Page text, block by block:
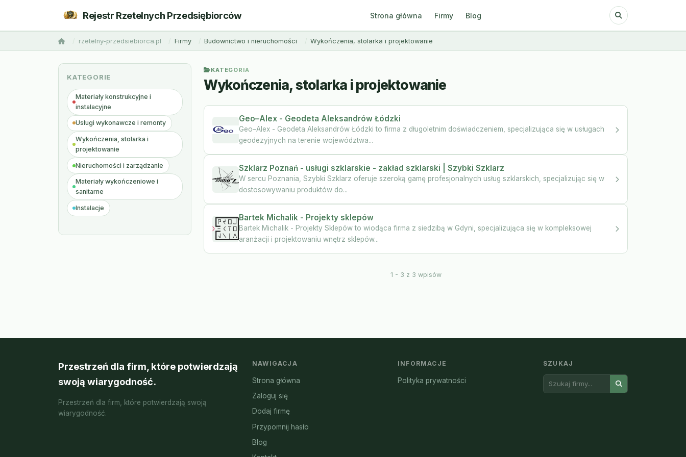
Rejestr Rzetelnych Przedsiębiorców Strona główna Firmy Blog
rzetelny-przedsiebiorca.pl Firmy Budownictwo i nieruchomości Wykończenia, stolarka i projektowanie
KATEGORIE
Materiały konstrukcyjne i
instalacyjne
Usługi wykonawcze i remonty
Wykończenia, stolarka i
projektowanie
Nieruchomości i zarządzanie
Materiały wykończeniowe i
sanitarne
Instalacje
KATEGORIA
Wykończenia, stolarka i projektowanie
Geo–Alex - Geodeta Aleksandrów Łódzki
Geo–Alex - Geodeta Aleksandrów Łódzki to firma z długoletnim doświadczeniem, specjalizująca się w usługach
geodezyjnych na terenie województwa...
Szklarz Poznań - usługi szklarskie - zakład szklarski | Szybki Szklarz
W sercu Poznania, Szybki Szklarz oferuje szeroką gamę profesjonalnych usług szklarskich, specjalizując się w
dostosowywaniu produktów do...
Bartek Michalik - Projekty sklepów
Bartek Michalik - Projekty Sklepów to wiodąca firma z siedzibą w Gdyni, specjalizująca się w kompleksowej
aranżacji i projektowaniu wnętrz sklepów...
1 - 3 z 3 wpisów
Przestrzeń dla firm, które potwierdzają
swoją wiarygodność.
Przestrzeń dla firm, które potwierdzają swoją
wiarygodność.
NAWIGACJA
Strona główna
Zaloguj się
Dodaj firmę
Przypomnij hasło
Blog
INFORMACJE
Polityka prywatności
SZUKAJ